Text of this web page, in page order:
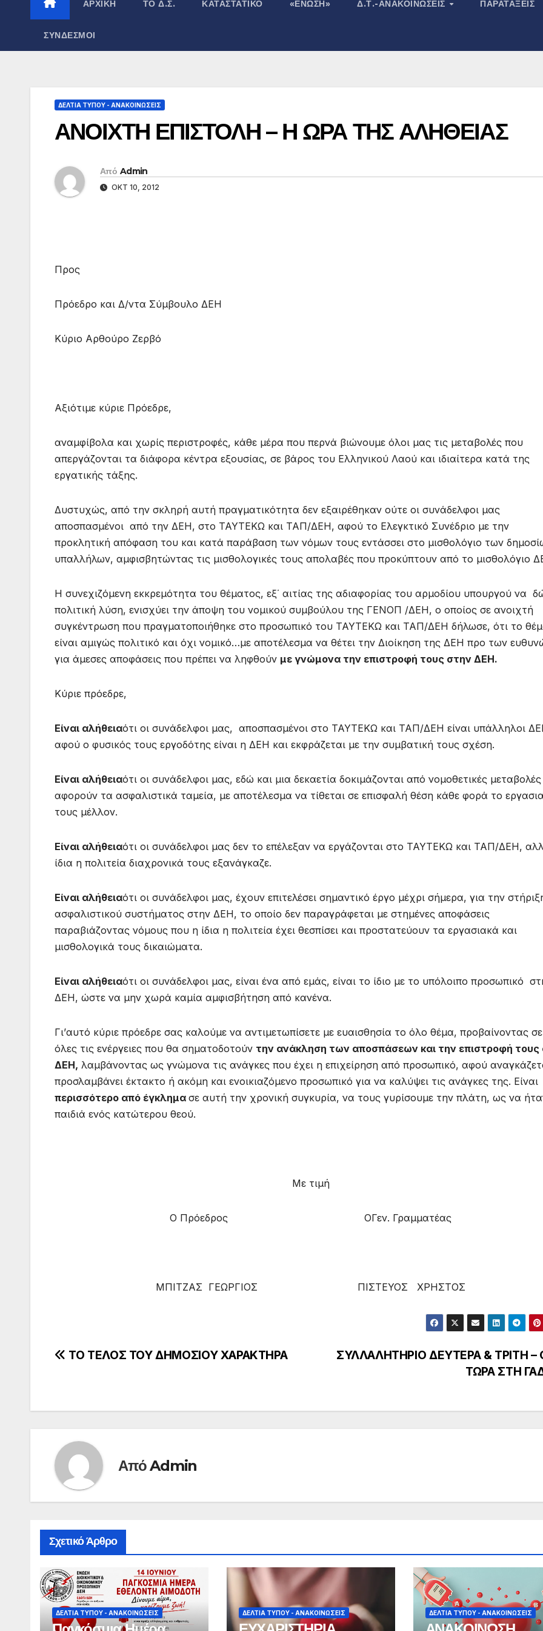
ΑΡΧΙΚΉ ΤΟ Δ.Σ. ΚΑΤΑΣΤΑΤΙΚΌ «ΕΝΩΣΗ» Δ.Τ.-ΑΝΑΚΟΙΝΏΣΕΙΣ ΠΑΡΑΤΆΞΕΙΣ
ΣΎΝΔΕΣΜΟΙ
ΔΕΛΤΊΑ ΤΎΠΟΥ - ΑΝΑΚΟΙΝΏΣΕΙΣ
ΑΝΟΙΧΤΗ ΕΠΙΣΤΟΛΗ – Η ΩΡΑ ΤΗΣ ΑΛΗΘΕΙΑΣ
Από Admin
ΟΚΤ 10, 2012
Προς
Πρόεδρο και Δ/ντα Σύμβουλο ΔΕΗ
Κύριο Αρθούρο Ζερβό
Αξιότιμε κύριε Πρόεδρε,
αναμφίβολα και χωρίς περιστροφές, κάθε μέρα που περνά βιώνουμε όλοι μας τις μεταβολές που
απεργάζονται τα διάφορα κέντρα εξουσίας, σε βάρος του Ελληνικού Λαού και ιδιαίτερα κατά της
εργατικής τάξης.
Δυστυχώς, από την σκληρή αυτή πραγματικότητα δεν εξαιρέθηκαν ούτε οι συνάδελφοι μας
αποσπασμένοι από την ΔΕΗ, στο ΤΑΥΤΕΚΩ και ΤΑΠ/ΔΕΗ, αφού το Ελεγκτικό Συνέδριο με την
προκλητική απόφαση του και κατά παράβαση των νόμων τους εντάσσει στο μισθολόγιο των
υπαλλήλων, αμφισβητώντας τις μισθολογικές τους απολαβές που προκύπτουν από το μισθολόγιο
Η συνεχιζόμενη εκκρεμότητα του θέματος, εξ΄ αιτίας της αδιαφορίας του αρμοδίου υπουργού να
πολιτική λύση, ενισχύει την άποψη του νομικού συμβούλου της ΓΕΝΟΠ /ΔΕΗ, ο οποίος σε ανοιχτή
συγκέντρωση που πραγματοποιήθηκε στο προσωπικό του ΤΑΥΤΕΚΩ και ΤΑΠ/ΔΕΗ δήλωσε, ότι το
είναι αμιγώς πολιτικό και όχι νομικό…με αποτέλεσμα να θέτει την Διοίκηση της ΔΕΗ προ των
για άμεσες αποφάσεις που πρέπει να ληφθούν με γνώμονα την επιστροφή τους στην ΔΕΗ.
Κύριε πρόεδρε,
Είναι αλήθειαότι οι συνάδελφοι μας, αποσπασμένοι στο ΤΑΥΤΕΚΩ και ΤΑΠ/ΔΕΗ είναι υπάλληλοι
αφού ο φυσικός τους εργοδότης είναι η ΔΕΗ και εκφράζεται με την συμβατική τους σχέση.
Είναι αλήθειαότι οι συνάδελφοι μας, εδώ και μια δεκαετία δοκιμάζονται από νομοθετικές
αφορούν τα ασφαλιστικά ταμεία, με αποτέλεσμα να τίθεται σε επισφαλή θέση κάθε φορά το
τους μέλλον.
Είναι αλήθειαότι οι συνάδελφοι μας δεν το επέλεξαν να εργάζονται στο ΤΑΥΤΕΚΩ και ΤΑΠ/ΔΕΗ,
ίδια η πολιτεία διαχρονικά τους εξανάγκαζε.
Είναι αλήθειαότι οι συνάδελφοι μας, έχουν επιτελέσει σημαντικό έργο μέχρι σήμερα, για την
ασφαλιστικού συστήματος στην ΔΕΗ, το οποίο δεν παραγράφεται με στημένες αποφάσεις
παραβιάζοντας νόμους που η ίδια η πολιτεία έχει θεσπίσει και προστατεύουν τα εργασιακά και
μισθολογικά τους δικαιώματα.
Είναι αλήθειαότι οι συνάδελφοι μας, είναι ένα από εμάς, είναι το ίδιο με το υπόλοιπο προσωπικό
ΔΕΗ, ώστε να μην χωρά καμία αμφισβήτηση από κανένα.
Γι’αυτό κύριε πρόεδρε σας καλούμε να αντιμετωπίσετε με ευαισθησία το όλο θέμα, προβαίνοντας σε
όλες τις ενέργειες που θα σηματοδοτούν την ανάκληση των αποσπάσεων και την επιστροφή τους
ΔΕΗ, λαμβάνοντας ως γνώμονα τις ανάγκες που έχει η επιχείρηση από προσωπικό, αφού
προσλαμβάνει έκτακτο ή ακόμη και ενοικιαζόμενο προσωπικό για να καλύψει τις ανάγκες της. Είναι
περισσότερο από έγκλημα σε αυτή την χρονική συγκυρία, να τους γυρίσουμε την πλάτη, ως να
παιδιά ενός κατώτερου θεού.
Με τιμή
Ο Πρόεδρος OΓεν. Γραμματέας
ΜΠΙΤΖΑΣ ΓΕΩΡΓΙΟΣ ΠΙΣΤΕΥΟΣ ΧΡΗΣΤΟΣ
Πλοήγηση
ΣΥΛΛΑΛΗΤΗΡΙΟ ΔΕΥΤΕΡΑ & ΤΡΙΤΗ –
ΤΩΡΑ ΣΤΗ
ΤΟ ΤΕΛΟΣ ΤΟΥ ΔΗΜΟΣΙΟΥ ΧΑΡΑΚΤΗΡΑ
ΑπόAdmin
Σχετικό Άρθρο
ΔΕΛΤΊΑ ΤΎΠΟΥ - ΑΝΑΚΟΙΝΏΣΕΙΣ ΔΕΛΤΊΑ ΤΎΠΟΥ - ΑΝΑΚΟΙΝΏΣΕΙΣ ΔΕΛΤΊΑ ΤΎΠΟΥ - ΑΝΑΚΟΙΝΏΣΕΙΣ